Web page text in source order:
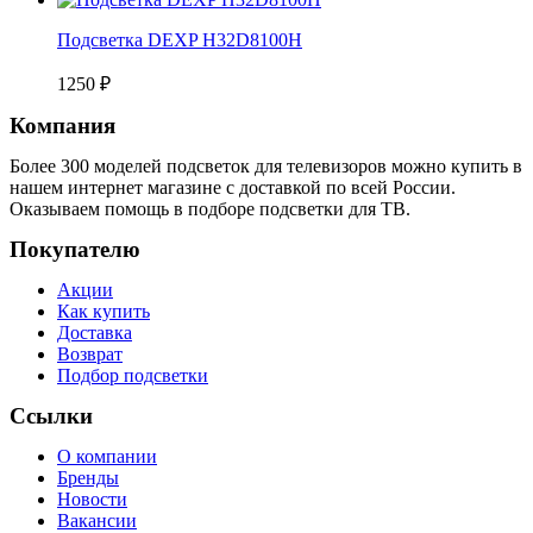
Подсветка DEXP H32D8100H
1250 ₽
Компания
Более 300 моделей подсветок для телевизоров можно купить в
нашем интернет магазине с доставкой по всей России.
Оказываем помощь в подборе подсветки для ТВ.
Покупателю
Акции
Как купить
Доставка
Возврат
Подбор подсветки
Ссылки
О компании
Бренды
Новости
Вакансии